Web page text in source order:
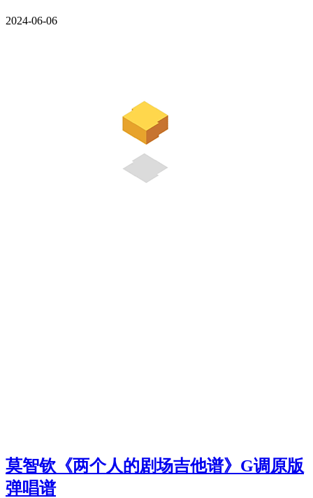
2024-06-06
莫智钦《两个人的剧场吉他谱》G调原版
弹唱谱